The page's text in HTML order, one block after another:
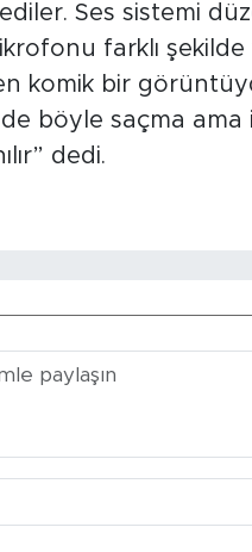
Ses sistemi
farklı
komik bir
böyle saçma ama
dedi.